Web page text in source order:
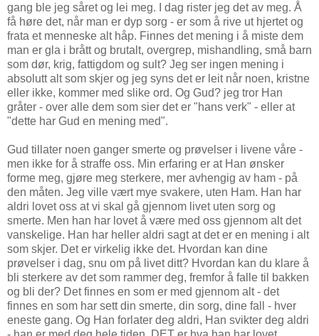
gang ble jeg såret og lei meg. I dag rister jeg det av meg. Å
få høre det, når man er dyp sorg - er som å rive ut hjertet og
frata et menneske alt håp. Finnes det mening i å miste dem
man er gla i brått og brutalt, overgrep, mishandling, små barn
som dør, krig, fattigdom og sult? Jeg ser ingen mening i
absolutt alt som skjer og jeg syns det er leit når noen, kristne
eller ikke, kommer med slike ord. Og Gud? jeg tror Han
gråter - over alle dem som sier det er "hans verk" - eller at
"dette har Gud en mening med".
Gud tillater noen ganger smerte og prøvelser i livene våre -
men ikke for å straffe oss. Min erfaring er at Han ønsker
forme meg, gjøre meg sterkere, mer avhengig av ham - på
den måten. Jeg ville vært mye svakere, uten Ham. Han har
aldri lovet oss at vi skal gå gjennom livet uten sorg og
smerte. Men han har lovet å være med oss gjennom alt det
vanskelige. Han har heller aldri sagt at det er en mening i alt
som skjer. Det er virkelig ikke det. Hvordan kan dine
prøvelser i dag, snu om på livet ditt? Hvordan kan du klare å
bli sterkere av det som rammer deg, fremfor å falle til bakken
og bli der? Det finnes en som er med gjennom alt - det
finnes en som har sett din smerte, din sorg, dine fall - hver
eneste gang. Og Han forlater deg aldri, Han svikter deg aldri